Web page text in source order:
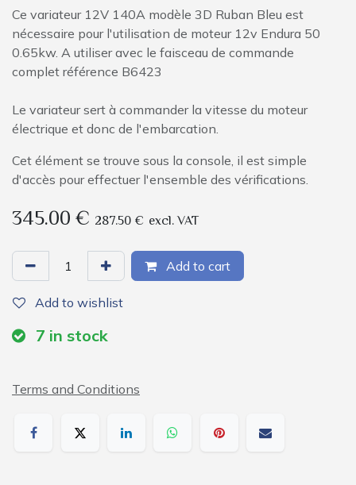
Ce variateur 12V 140A modèle 3D Ruban Bleu est
nécessaire pour l'utilisation de moteur 12v Endura 50
0.65kw. A utiliser avec le faisceau de commande
complet référence B6423
Le variateur sert à commander la vitesse du moteur
électrique et donc de l'embarcation.
Cet élément se trouve sous la console, il est simple
d'accès pour effectuer l'ensemble des vérifications.
345.00€ 287.50 € excl. VAT
Add to cart
Add to wishlist
7 in stock
Terms and Conditions